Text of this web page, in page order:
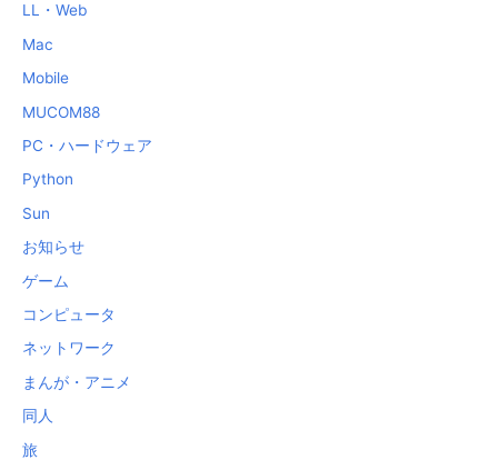
LL・Web
Mac
Mobile
MUCOM88
PC・ハードウェア
Python
Sun
お知らせ
ゲーム
コンピュータ
ネットワーク
まんが・アニメ
同人
旅